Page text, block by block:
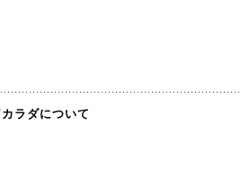
カラダについて